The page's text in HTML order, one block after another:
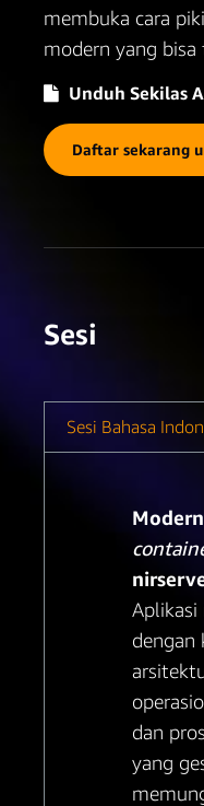
membuka cara
modern yang
Unduh Sekilas
Daftar sekarang
Sesi
Sesi Bahasa
Aplikasi
dengan
dan
yang